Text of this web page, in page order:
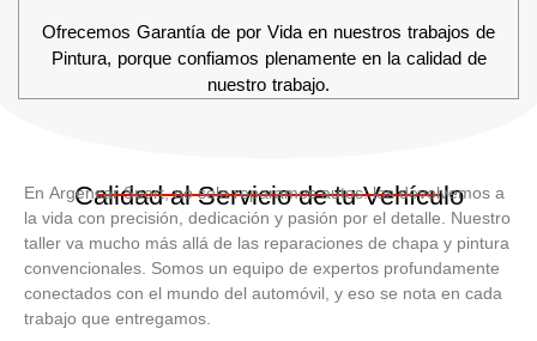
Ofrecemos Garantía de por Vida en nuestros trabajos de
Pintura, porque confiamos plenamente en la calidad de
nuestro trabajo.
Calidad al Servicio de tu Vehículo
En Argencar Sport, no solo reparamos autos: los devolvemos a
la vida con precisión, dedicación y pasión por el detalle. Nuestro
taller va mucho más allá de las reparaciones de chapa y pintura
convencionales. Somos un equipo de expertos profundamente
conectados con el mundo del automóvil, y eso se nota en cada
trabajo que entregamos.